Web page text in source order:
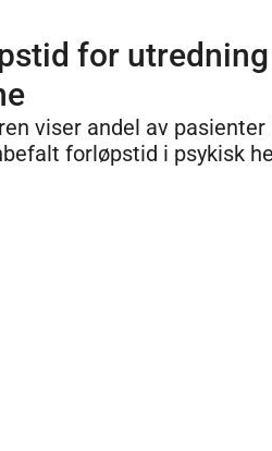
for
viser andel av
forløpstid i psykisk